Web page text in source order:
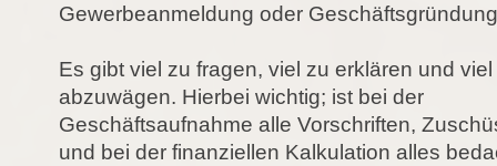
Gewerbeanmeldung oder
Es gibt viel zu fragen, viel zu erklären und viel
abzuwägen. Hierbei wichtig; ist bei der
Geschäftsaufnahme alle Vorschriften,
und bei der finanziellen Kalkulation alles